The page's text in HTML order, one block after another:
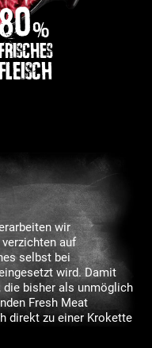
%
Fleisch
wir
auf
selbst bei
wird. Damit
die bisher als unmöglich
Fresh Meat
direkt zu einer Krokette